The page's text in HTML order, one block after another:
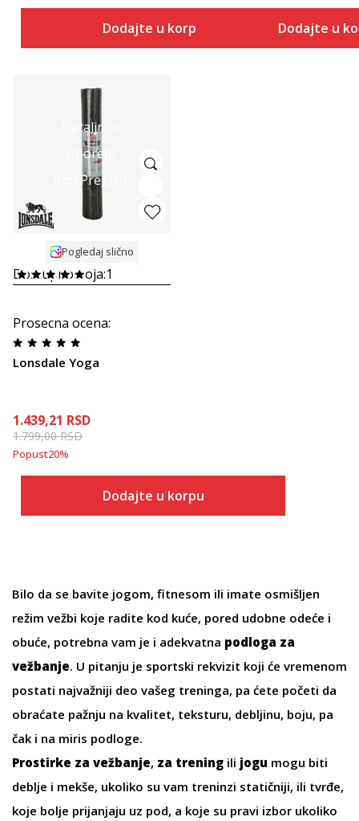
Dodajte u korpu Dodajte u
Detaljnije
Uporedi
Brzi Pregled
Pogledaj slično
Dostupno boja:1
Prosecna ocena:
Lonsdale Yoga
1.439,21 RSD
1.799,00RSD
Popust20%
Dodajte u korpu
Bilo da se bavite jogom, fitnesom ili imate osmišljen
režim vežbi koje radite kod kuće, pored udobne odeće i
obuće, potrebna vam je i adekvatna podloga za
vežbanje. U pitanju je sportski rekvizit koji će vremenom
postati najvažniji deo vašeg treninga, pa ćete početi da
obraćate pažnju na kvalitet, teksturu, debljinu, boju, pa
čak i na miris podloge.
Prostirke za vežbanje, za trening ili jogu mogu biti
deblje i mekše, ukoliko su vam treninzi statičniji, ili tvrđe,
koje bolje prijanjaju uz pod, a koje su pravi izbor ukoliko